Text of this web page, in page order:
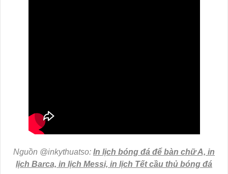
Nguồn @inkythuatso: In lịch bóng đá để bàn chữ A, in
lịch Barca, in lịch Messi, in lịch Tết cầu thủ bóng đá